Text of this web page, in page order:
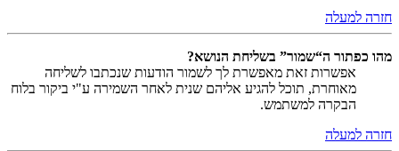
חזרה למעלה
מהו כפתור ה“שמור” בשליחת הנושא?
אפשרות זאת מאפשרת לך לשמור הודעות שנכתבו לשליחה
מאוחרת, תוכל להגיע אליהם שנית לאחר השמירה ע"י ביקור בלוח
הבקרה למשתמש.
חזרה למעלה